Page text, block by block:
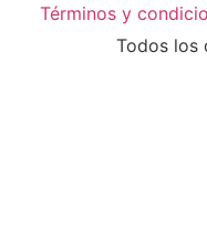
Términos y
Todos los